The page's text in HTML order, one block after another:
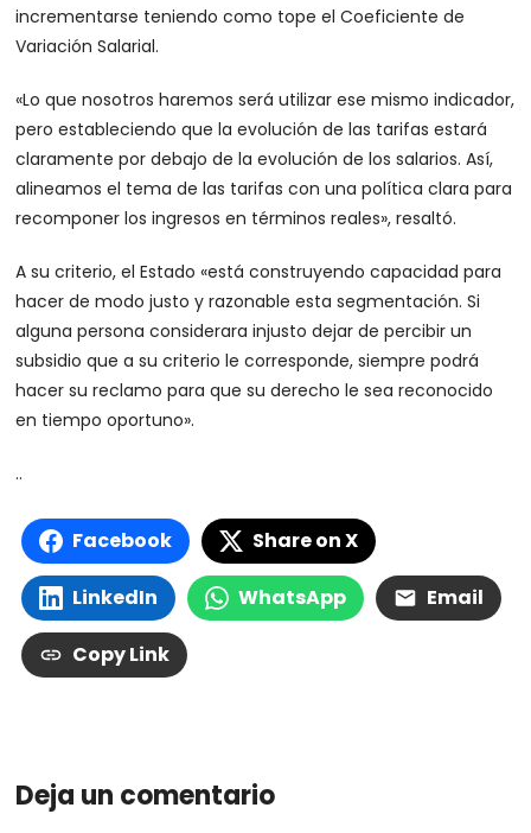
incrementarse teniendo como tope el Coeficiente de
Variación Salarial.
«Lo que nosotros haremos será utilizar ese mismo indicador,
pero estableciendo que la evolución de las tarifas estará
claramente por debajo de la evolución de los salarios. Así,
alineamos el tema de las tarifas con una política clara para
recomponer los ingresos en términos reales», resaltó.
A su criterio, el Estado «está construyendo capacidad para
hacer de modo justo y razonable esta segmentación. Si
alguna persona considerara injusto dejar de percibir un
subsidio que a su criterio le corresponde, siempre podrá
hacer su reclamo para que su derecho le sea reconocido
en tiempo oportuno».
..
Facebook Share on X
LinkedIn WhatsApp Email
Copy Link
Deja un comentario